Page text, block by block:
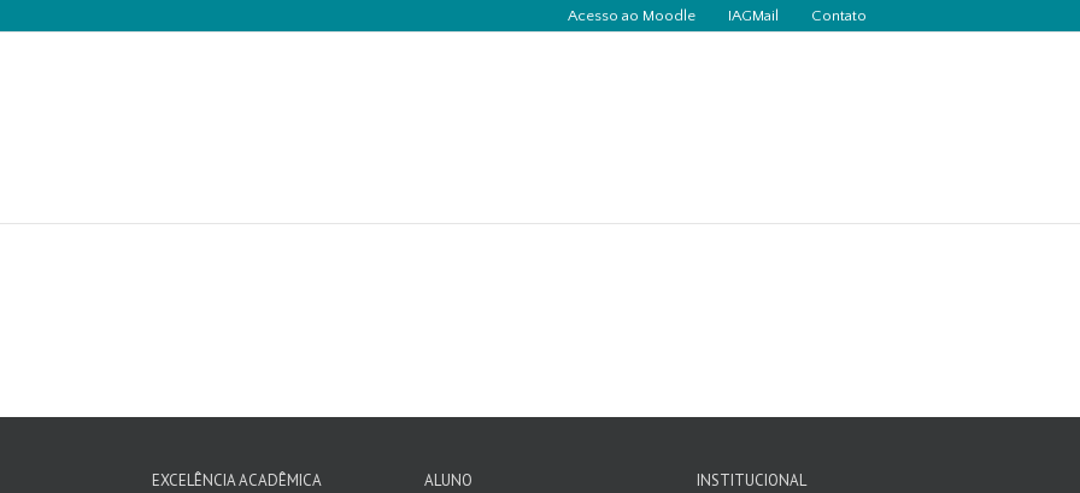
Acesso ao Moodle IAGMail Contato
EXCELÊNCIA ACADÊMICA ALUNO INSTITUCIONAL